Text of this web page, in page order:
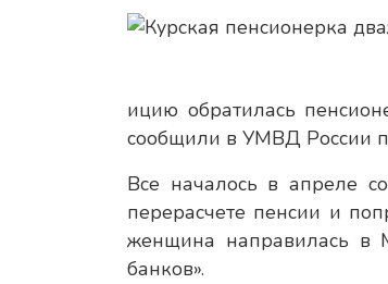
ицию обратилась
сообщили в УМВД России
Все началось в апреле
перерасчете пенсии и
женщина направилась в
банков».